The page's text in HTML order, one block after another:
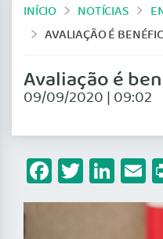
INÍCIO NOTÍCIAS
AVALIAÇÃO É BENÉFICA À
Avaliação é
09/09/2020 | 09:02
Facebook
Twitter